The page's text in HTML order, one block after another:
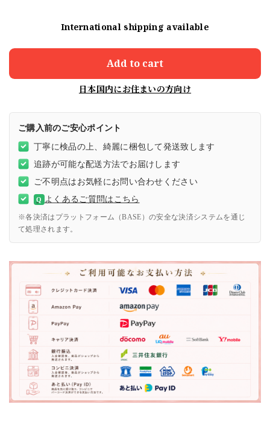
International shipping available
Add to cart
日本国内にお住まいの方向け
ご購入前のご安心ポイント
丁寧に検品の上、綺麗に梱包して発送致します
追跡が可能な配送方法でお届けします
ご不明点はお気軽にお問い合わせください
Q よくあるご質問はこちら
※各決済はプラットフォーム（BASE）の安全な決済システムを通じ
て処理されます。